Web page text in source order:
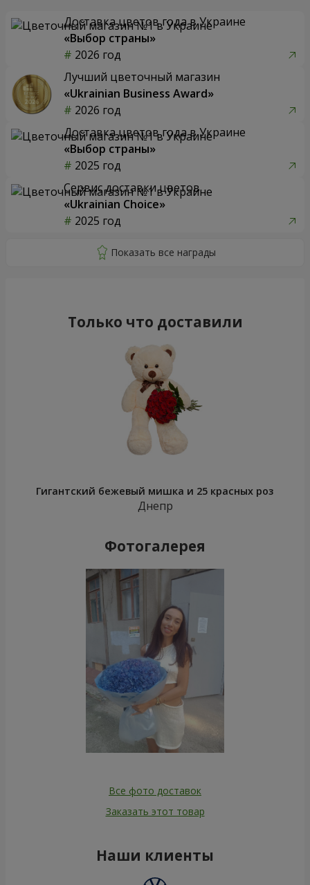
Доставка цветов года в Украине
«Выбор страны»
2026 год
Лучший цветочный магазин
«Ukrainian Business Award»
2026 год
Доставка цветов года в Украине
«Выбор страны»
2025 год
Сервис доставки цветов
«Ukrainian Choice»
2025 год
Только что доставили
Гигантский бежевый мишка и 25 красных роз
Днепр
Фотогалерея
Все фото доставок
Заказать этот товар
Наши клиенты